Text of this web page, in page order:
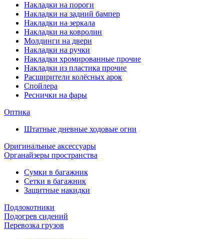
Накладки на пороги
Накладки на задний бампер
Накладки на зеркала
Накладки на ковролин
Молдинги на двери
Накладки на ручки
Накладки хромированные прочие
Накладки из пластика прочие
Расширители колёсных арок
Спойлера
Реснички на фары
Оптика
Штатные дневные ходовые огни
Оригинальные аксессуары
Органайзеры пространства
Сумки в багажник
Сетки в багажник
Защитные накидки
Подлокотники
Подогрев сидений
Перевозка грузов